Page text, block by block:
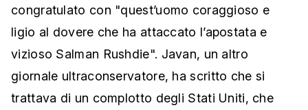
congratulato con "quest’uomo coraggioso e
ligio al dovere che ha attaccato l’apostata e
vizioso Salman Rushdie". Javan, un altro
giornale ultraconservatore, ha scritto che si
trattava di un complotto degli Stati Uniti, che